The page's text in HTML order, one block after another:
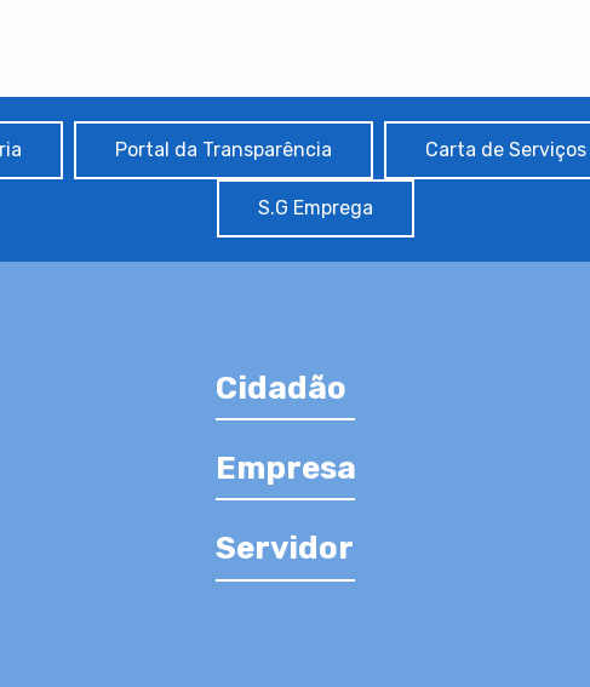
Portal da Transparência Carta de Serviços
S.G Emprega
Cidadão
Empresa
Servidor